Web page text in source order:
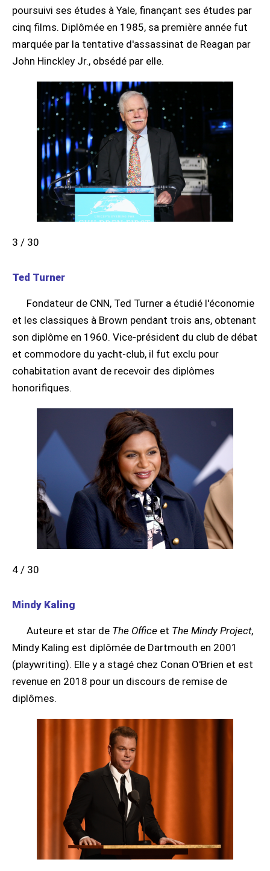
poursuivi ses études à Yale, finançant ses études par
cinq films. Diplômée en 1985, sa première année fut
marquée par la tentative d'assassinat de Reagan par
John Hinckley Jr., obsédé par elle.
3 / 30
Ted Turner
Fondateur de CNN, Ted Turner a étudié l'économie
et les classiques à Brown pendant trois ans, obtenant
son diplôme en 1960. Vice-président du club de débat
et commodore du yacht-club, il fut exclu pour
cohabitation avant de recevoir des diplômes
honorifiques.
4 / 30
Mindy Kaling
Auteure et star de The Office et The Mindy Project,
Mindy Kaling est diplômée de Dartmouth en 2001
(playwriting). Elle y a stagé chez Conan O'Brien et est
revenue en 2018 pour un discours de remise de
diplômes.